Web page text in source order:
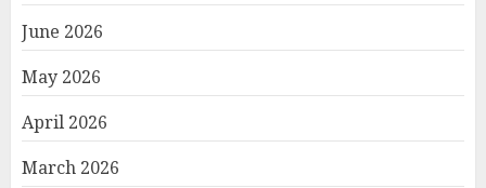
June 2026
May 2026
April 2026
March 2026